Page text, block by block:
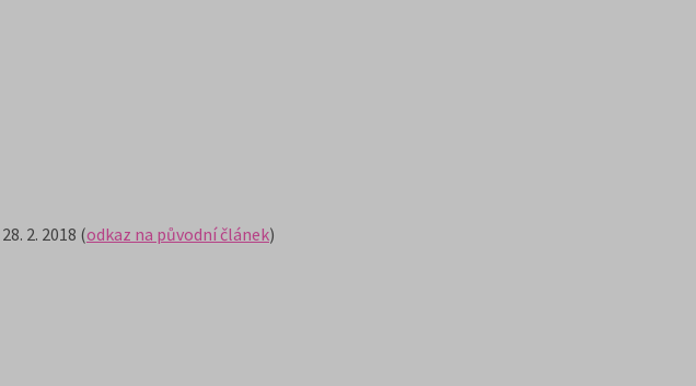
28. 2. 2018 (odkaz na původní článek)